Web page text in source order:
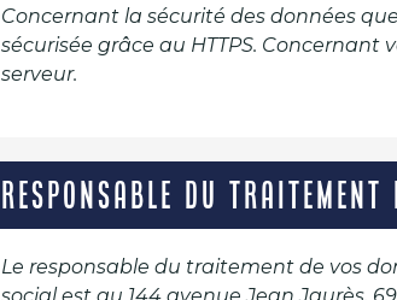
Concernant la sécurité des données
sécurisée grâce au HTTPS.
serveur.
RESPONSABLE DU TRAITEMENT
Le responsable du traitement de vos